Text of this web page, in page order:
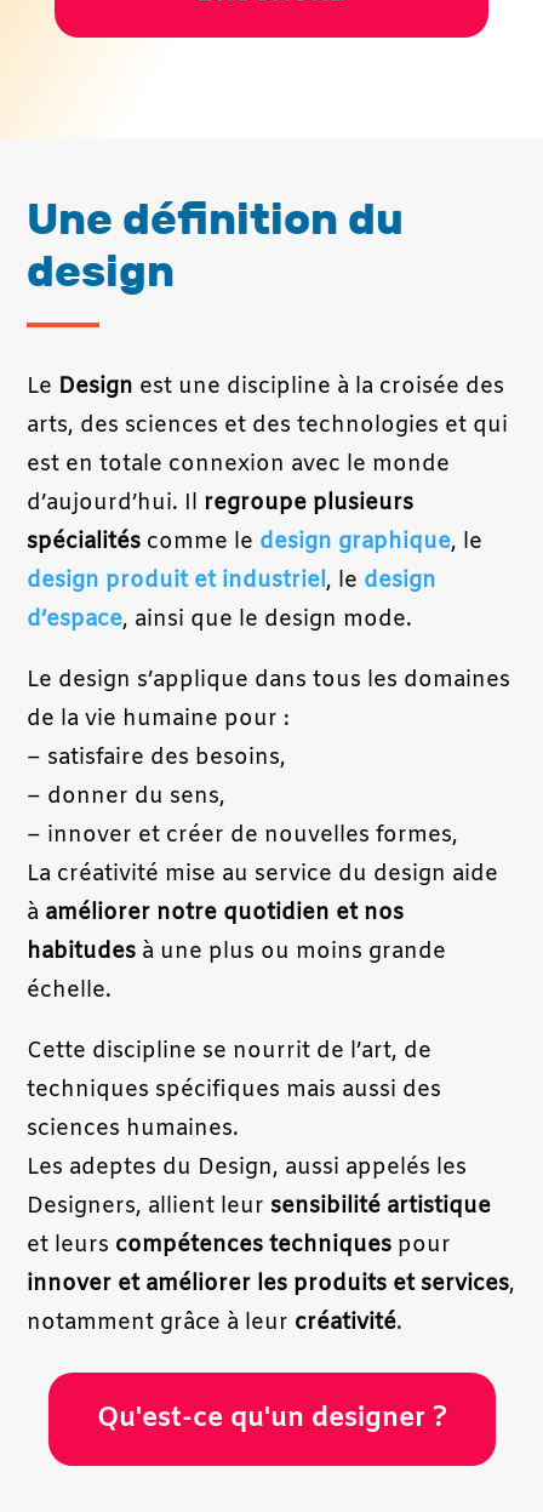
Une définition du
design
Le Design est une discipline à la croisée des
arts, des sciences et des technologies et qui
est en totale connexion avec le monde
d’aujourd’hui. Il regroupe plusieurs
spécialités comme le design graphique, le
design produit et industriel, le design
d’espace, ainsi que le design mode.
Le design s’applique dans tous les domaines
de la vie humaine pour :
– satisfaire des besoins,
– donner du sens,
– innover et créer de nouvelles formes,
La créativité mise au service du design aide
à améliorer notre quotidien et nos
habitudes à une plus ou moins grande
échelle.
Cette discipline se nourrit de l’art, de
techniques spécifiques mais aussi des
sciences humaines.
Les adeptes du Design, aussi appelés les
Designers, allient leur sensibilité artistique
et leurs compétences techniques pour
innover et améliorer les produits et services,
notamment grâce à leur créativité.
Qu'est-ce qu'un designer ?